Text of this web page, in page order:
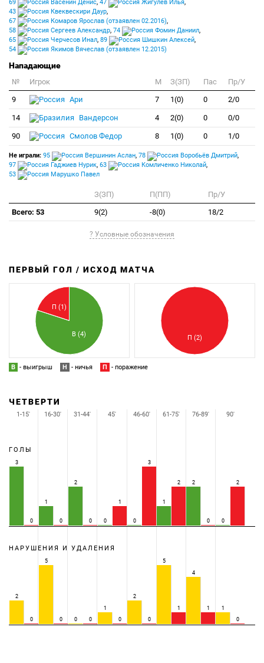
69 Васенин Денис, 47 Жигулев Илья,
43
Квеквескири Даур,
67
Комаров Ярослав (отзаявлен 02.2016),
58
Сергеев Александр, 74 Фомин Даниил,
65
Черчесов Инал, 89 Шишкин Алексей,
54
Якимов Вячеслав (отзаявлен 12.2015)
Нападающие
№ Игрок M З(ЗП) Пас
Пр/У
9
Ари 7 1(0) 0 2/0
14 Вандерсон 4 2(0) 0 0/0
90 Смолов Федор 8 1(0) 0 1/0
Не играли: 95 Вершинин Аслан, 78 Воробьёв Дмитрий,
97
Гаджиев Нурик, 63 Комличенко Николай,
53
Марушко Павел
З(ЗП) П(ПП)
Пр/У
Всего: 53
9(2) -8(0) 18/2
? Условные обозначения
ПЕРВЫЙ ГОЛ / ИСХОД МАТЧА
В (4)
П (1)
П (2)
В - выигрыш Н - ничья П - поражение
ЧЕТВЕРТИ
ГОЛЫ
3
0
1
0
2
0 0
1
0
3
1
2 2
0 0
2
НАРУШЕНИЯ И УДАЛЕНИЯ
2
0
5
0 0 0
1
0
2
0
5
1
4
1
1
0
1-15' 16-30' 31-44' 45' 46-60' 61-75' 76-89' 90'